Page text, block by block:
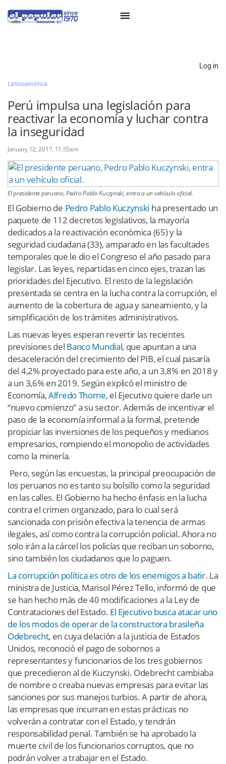
Classifieds
Categorías
Iniciar sesión con Clascal
×
Log in
Latinoamérica
Perú impulsa una legislación para
reactivar la economía y luchar contra
la inseguridad
January 12, 2017, 11:55am
El presidente peruano, Pedro Pablo Kuczynski, entra a un vehículo oficial.
El Gobierno de Pedro Pablo Kuczynski ha presentado un
paquete de 112 decretos legislativos, la mayoría
dedicados a la reactivación económica (65) y la
seguridad ciudadana (33), amparado en las facultades
temporales que le dio el Congreso el año pasado para
legislar. Las leyes, repartidas en cinco ejes, trazan las
prioridades del Ejecutivo. El resto de la legislación
presentada se centra en la lucha contra la corrupción, el
aumento de la cobertura de agua y saneamiento, y la
simplificación de los trámites administrativos.
Las nuevas leyes esperan revertir las recientes
previsiones del Banco Mundial, que apuntan a una
desaceleración del crecimiento del PIB, el cual pasaría
del 4,2% proyectado para este año, a un 3,8% en 2018 y
a un 3,6% en 2019. Según explicó el ministro de
Economía,Alfredo Thorne, el Ejecutivo quiere darle un
“nuevo comienzo” a su sector. Además de incentivar el
paso de la economía informal a la formal, pretende
propiciar las inversiones de los pequeños y medianos
empresarios, rompiendo el monopolio de actividades
como la minería.
Pero, según las encuestas, la principal preocupación de
los peruanos no es tanto su bolsillo como la seguridad
en las calles. El Gobierno ha hecho énfasis en la lucha
contra el crimen organizado, para lo cual será
sancionada con prisión efectiva la tenencia de armas
ilegales, así como contra la corrupción policial. Ahora no
solo irán a la cárcel los policías que reciban un soborno,
sino también los ciudadanos que lo paguen.
La corrupción política es otro de los enemigos a batir. La
ministra de Justicia, Marisol Pérez Tello, informó de que
se han hecho más de 40 modificaciones a la Ley de
Contrataciones del Estado. El Ejecutivo busca atacar uno
de los modos de operar de la constructora brasileña
Odebrecht, en cuya delación a la justicia de Estados
Unidos, reconoció el pago de sobornos a
representantes y funcionarios de los tres gobiernos
que precedieron al de Kuczynski. Odebrecht cambiaba
de nombre o creaba nuevas empresas para evitar las
sanciones por sus manejos turbios. A partir de ahora,
las empresas que incurran en estas prácticas no
volverán a contratar con el Estado, y tendrán
responsabilidad penal. También se ha aprobado la
muerte civil de los funcionarios corruptos, que no
podrán volver a trabajar en el Estado.